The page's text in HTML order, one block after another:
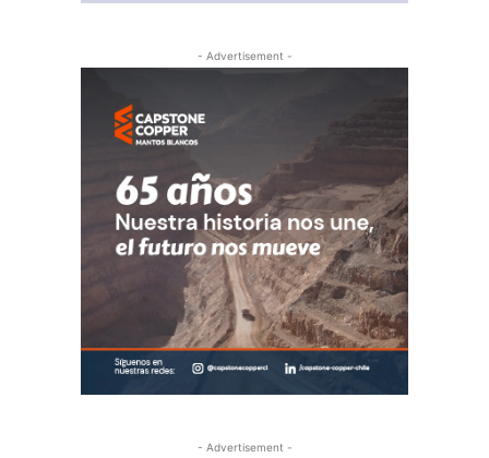
- Advertisement -
- Advertisement -